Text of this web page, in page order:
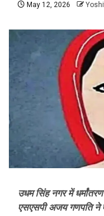
May 12, 2026
उधम सिंह नगर में
एसएसपी अजय गणपति ने